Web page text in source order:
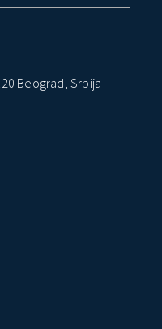
Beograd, Srbija